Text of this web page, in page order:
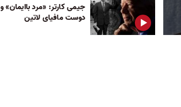
جیمی کارتر: «مرد باایمان» و
دوست مافیای لاتین